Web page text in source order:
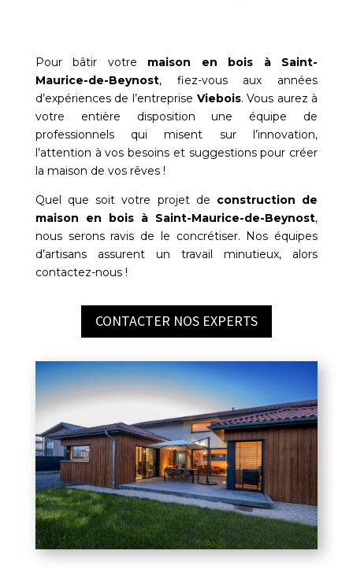
Pour bâtir votre maison en bois à
Saint-
Maurice-de-Beynost, fiez-vous aux années
d’expériences de l’entreprise Viebois. Vous aurez à
votre entière disposition une équipe de
professionnels qui misent sur l’innovation,
l’attention à vos besoins et suggestions pour créer
la maison de vos rêves !
Quel que soit votre projet de construction de
maison en bois à Saint-Maurice-de-Beynost,
nous serons ravis de le concrétiser. Nos équipes
d’artisans assurent un travail minutieux, alors
contactez-nous !
CONTACTER NOS EXPERTS